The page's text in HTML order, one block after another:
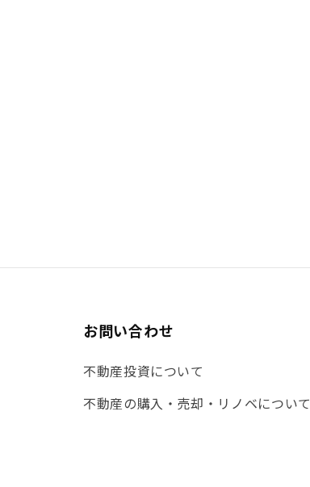
お問い合わせ
不動産投資について
不動産の購入・売却・リノベについて